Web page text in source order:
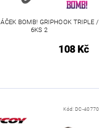
BOMB! GRIPHOOK TRIPLE /
6KS 2
108 Kč
Kód: DC-40770